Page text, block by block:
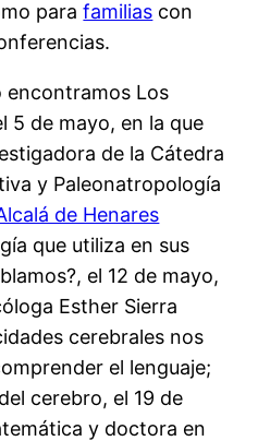
parafamilias con
encontramos Los
5 de mayo, en la que
de la Cátedra
y Paleonatropología
de Henares
que utiliza en sus
el 12 de mayo,
Esther Sierra
cerebrales nos
el lenguaje;
cerebro, el 19 de
y doctora en